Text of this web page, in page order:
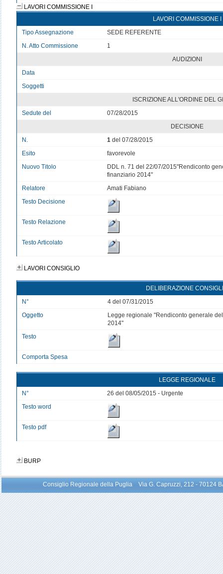
LAVORI COMMISSIONE I
LAVORI COMMISSIONE I
Tipo Assegnazione
SEDE REFERENTE
N. Atto Commissione
1
AUDIZIONI
Data
Soggetti
ISCRIZIONE ALL'ORDINE DEL
Sedute del
07/28/2015
DECISIONE
N.
1 del 07/28/2015
Esito
favorevole
Nuovo Titolo
DDL n. 71 del 22/07/2015"Rendiconto
finanziario 2014"
Relatore
Amati Fabiano
Testo Decisione
Testo Relazione
Testo Articolato
LAVORI CONSIGLIO
DELIBERAZIONE
N°
4 del 07/31/2015
Oggetto
Legge regionale "Rendiconto generale
2014"
Testo
Comporta Spesa
LEGGE REGIONALE
N°
26 del 08/05/2015 - Urgente
Testo word
Testo pdf
BURP
Consiglio Regionale della Puglia Via G. Capruzzi, 212 -